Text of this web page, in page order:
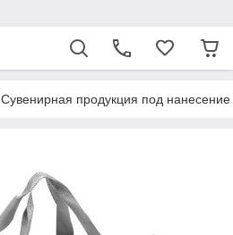
Сувенирная продукция под нанесение